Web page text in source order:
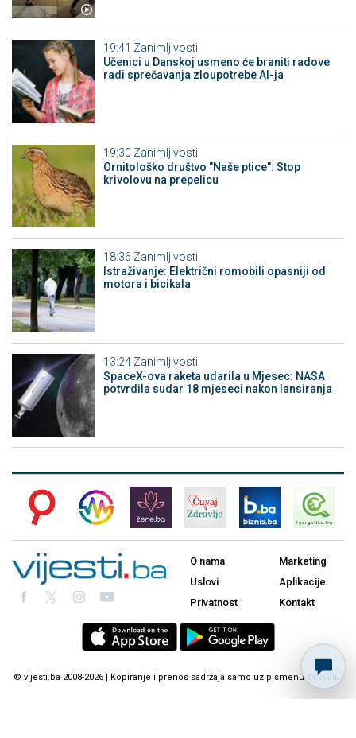
19:41 Zanimljivosti
Učenici u Danskoj usmeno će braniti radove
radi sprečavanja zloupotrebe AI-ja
19:30 Zanimljivosti
Ornitološko društvo "Naše ptice": Stop
krivolovu na prepelicu
18:36 Zanimljivosti
Istraživanje: Električni romobili opasniji od
motora i bicikala
13:24 Zanimljivosti
SpaceX-ova raketa udarila u Mjesec: NASA
potvrdila sudar 18 mjeseci nakon lansiranja
O nama
Uslovi
Privatnost
Marketing
Aplikacije
Kontakt
© vijesti.ba 2008-2026 | Kopiranje i prenos sadržaja samo uz pismenu dozvolu.